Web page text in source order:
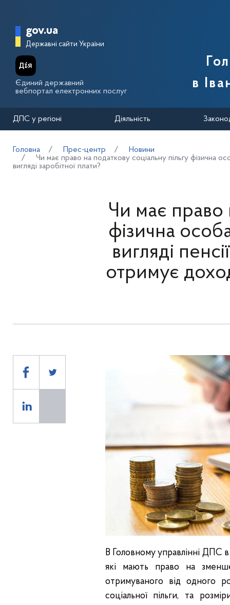
Головна сторінка Державної
gov.ua
Державні сайти України
Єдиний державний
вебпортал електронних послуг
в
ДПС у регіоні Діяльність
Головна Прес-центр
Новини
Чи має право на податкову соціальну пільгу фізична
вигляді заробітної плати?
Чи має право
фізична
вигляді
отримує
В Головному управлінні ДПС
які мають право на
отримуваного від одного
соціальної пільги, та